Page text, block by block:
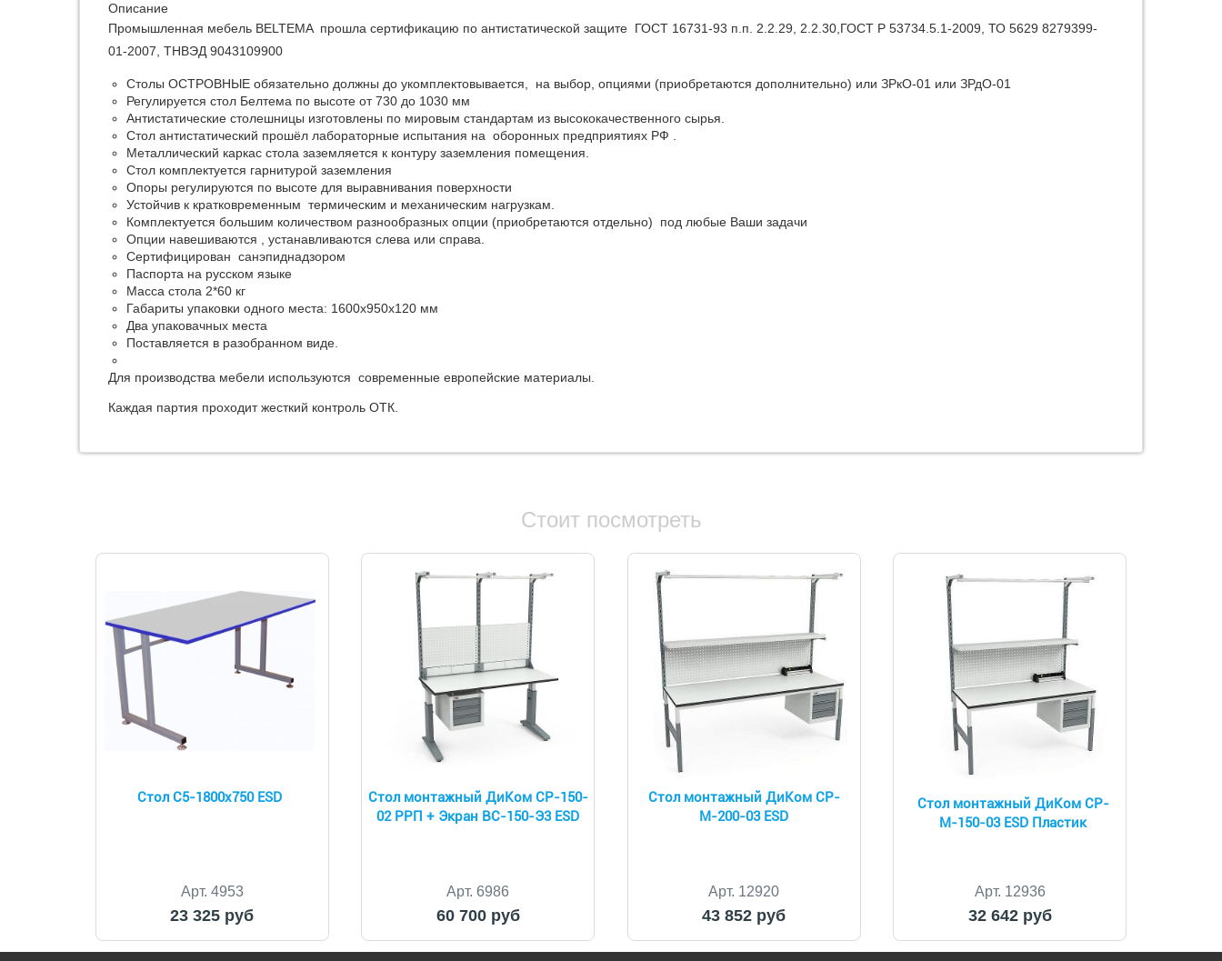
Описание
Промышленная мебель BELTEMA прошла сертификацию по антистатической защите ГОСТ 16731-93 п.п. 2.2.29, 2.2.30,ГОСТ Р 53734.5.1-2009, ТО 5629 8279399-
01-2007, ТНВЭД 9043109900
Столы ОСТРОВНЫЕ обязательно должны до укомплектовывается, на выбор, опциями (приобретаются дополнительно) или ЗРкО-01 или ЗРдО-01
Регулируется стол Белтема по высоте от 730 до 1030 мм
Антистатические столешницы изготовлены по мировым стандартам из высококачественного сырья.
Стол антистатический прошёл лабораторные испытания на оборонных предприятиях РФ .
Металлический каркас стола заземляется к контуру заземления помещения.
Стол комплектуется гарнитурой заземления
Опоры регулируются по высоте для выравнивания поверхности
Устойчив к кратковременным термическим и механическим нагрузкам.
Комплектуется большим количеством разнообразных опции (приобретаются отдельно) под любые Ваши задачи
Опции навешиваются , устанавливаются слева или справа.
Сертифицирован санэпиднадзором
Паспорта на русском языке
Масса стола 2*60 кг
Габариты упаковки одного места: 1600х950х120 мм
Два упаковачных места
Поставляется в разобранном виде.
Для производства мебели используются современные европейские материалы.
Каждая партия проходит жесткий контроль ОТК.
Стоит посмотреть
Стол С5-1800x750 ESD
Арт. 4953
23 325 руб
Стол монтажный ДиКом СР-150-
02 РРП + Экран ВС-150-Э3 ESD
Арт. 6986
60 700 руб
Стол монтажный ДиКом СР-
М-200-03 ESD
Арт. 12920
43 852 руб
Стол монтажный ДиКом СР-
М-150-03 ESD Пластик
Арт. 12936
32 642 руб